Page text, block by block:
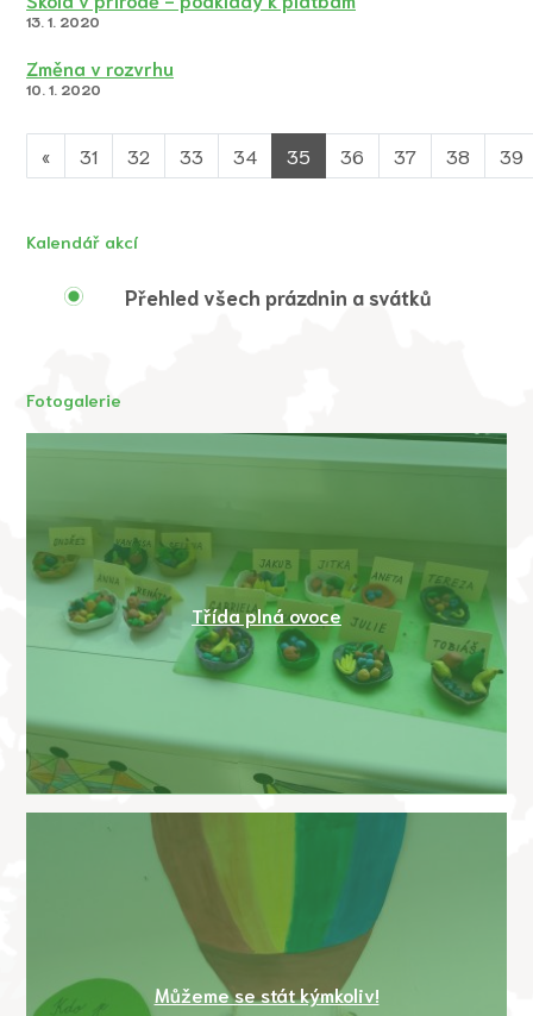
13. 1. 2020
Změna v rozvrhu
10. 1. 2020
« 31 32 33 34 35 36 37 38 39
Kalendář akcí
Přehled všech prázdnin a svátků
Fotogalerie
Třída plná ovoce
Můžeme se stát kýmkoliv!